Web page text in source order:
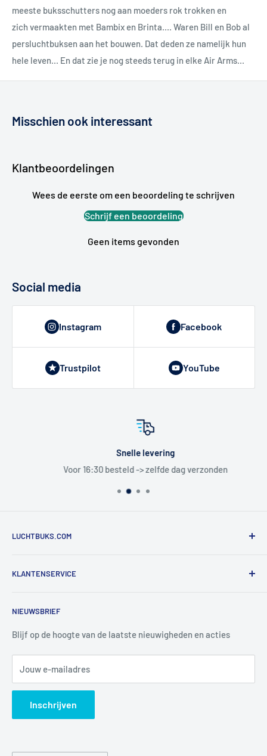
meeste buksschutters nog aan moeders rok trokken en
zich vermaakten met Bambix en Brinta.... Waren Bill en Bob al
persluchtbuksen aan het bouwen. Dat deden ze namelijk hun
hele leven... En dat zie je nog steeds terug in elke Air Arms...
Misschien ook interessant
Klantbeoordelingen
Wees de eerste om een beoordeling te schrijven
Schrijf een beoordeling
Geen items gevonden
Social media
Instagram Facebook
Trustpilot YouTube
Snelle levering
Voor 16:30 besteld -> zelfde dag verzonden
LUCHTBUKS.COM
Utrechtlaan 9
Tel:+31 6 345 30 448
Mail:info@luchtbuks.com
KLANTENSERVICE
Informatie
Privacybeleid
Verzendbeleid
Search
NIEUWSBRIEF
Blijf op de hoogte van de laatste nieuwigheden en acties
Jouw e-mailadres
Inschrijven